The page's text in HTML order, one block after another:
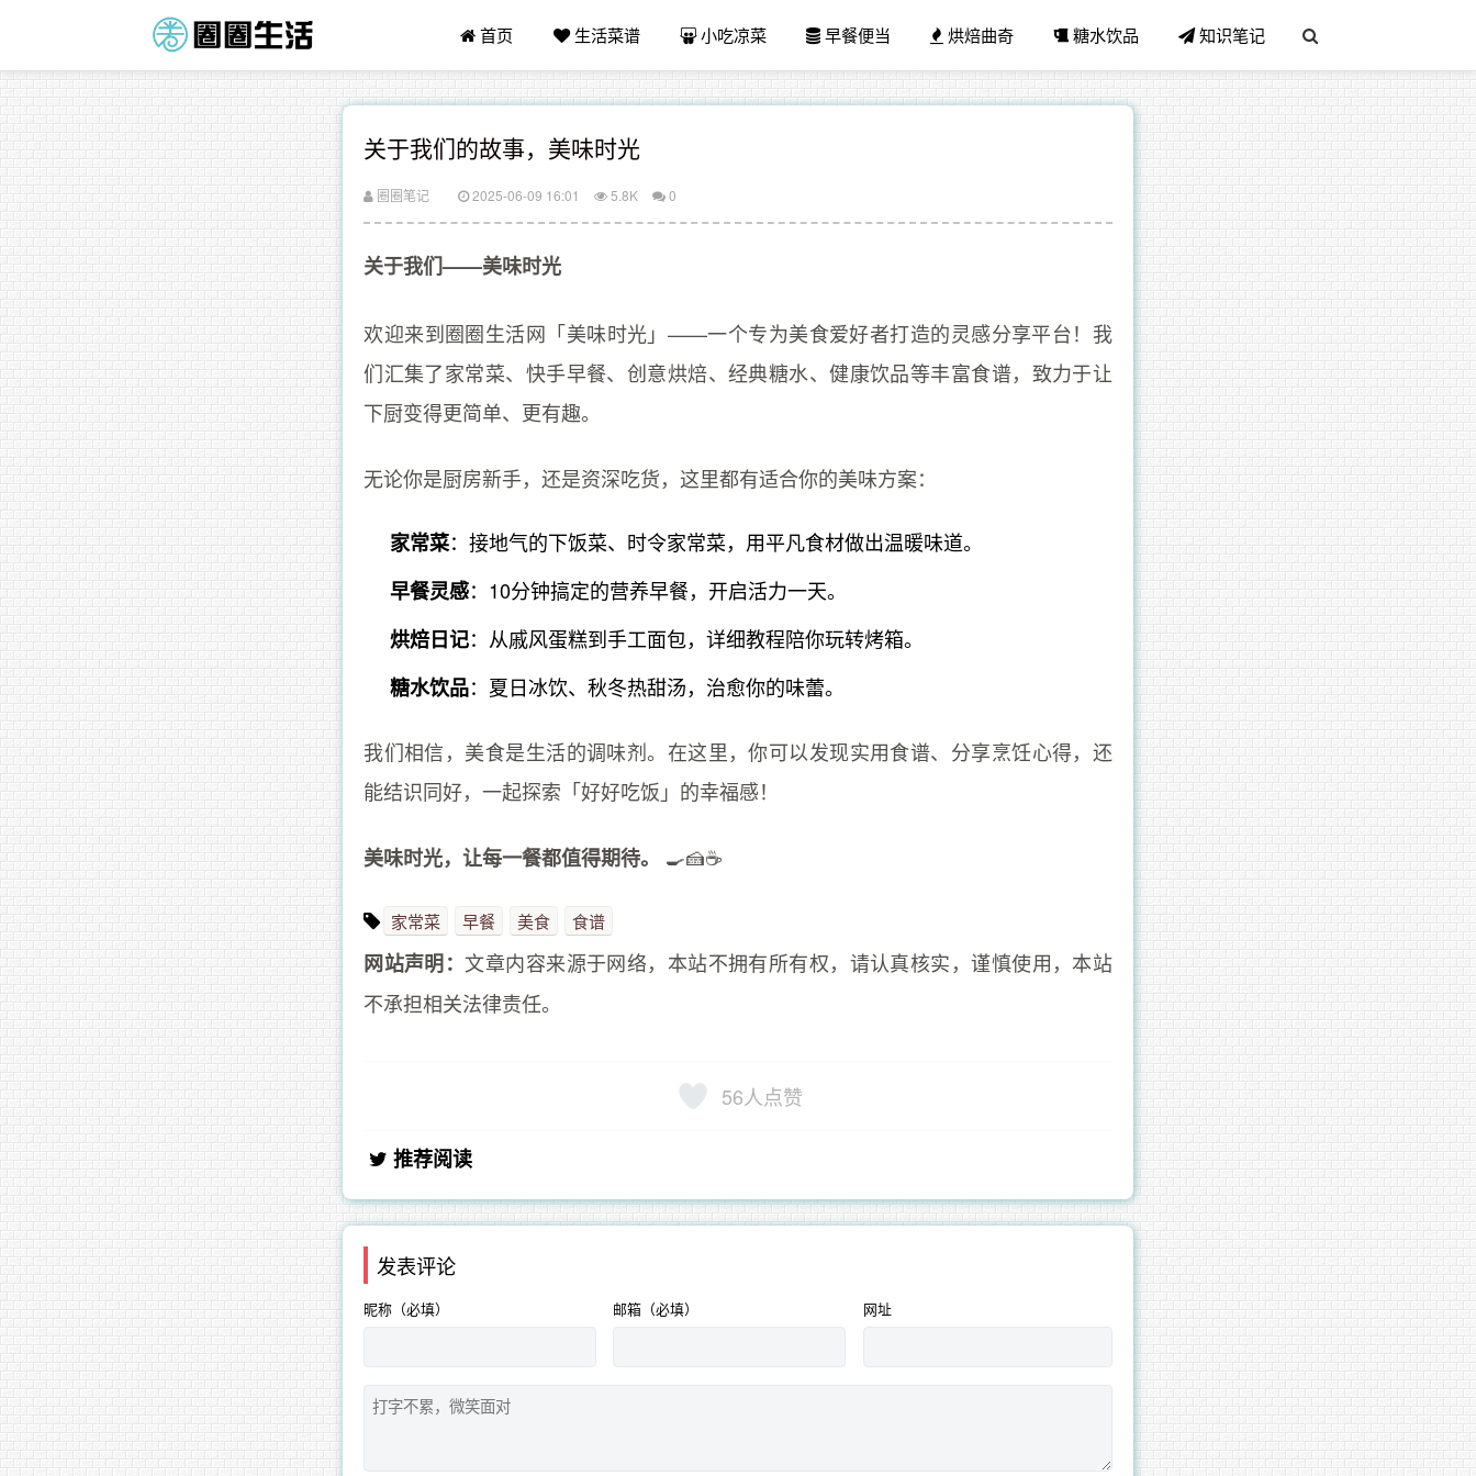
首页 生活菜谱 小吃凉菜 早餐便当 烘焙曲奇 糖水饮品 知识笔记
关于我们的故事，美味时光
圈圈笔记 2025-06-09 16:01 5.8K 0
关于我们——美味时光
欢迎来到圈圈生活网「美味时光」——一个专为美食爱好者打造的灵感分享平台！我
们汇集了家常菜、快手早餐、创意烘焙、经典糖水、健康饮品等丰富食谱，致力于让
下厨变得更简单、更有趣。
无论你是厨房新手，还是资深吃货，这里都有适合你的美味方案：
家常菜：接地气的下饭菜、时令家常菜，用平凡食材做出温暖味道。
早餐灵感：10分钟搞定的营养早餐，开启活力一天。
烘焙日记：从戚风蛋糕到手工面包，详细教程陪你玩转烤箱。
糖水饮品：夏日冰饮、秋冬热甜汤，治愈你的味蕾。
我们相信，美食是生活的调味剂。在这里，你可以发现实用食谱、分享烹饪心得，还
能结识同好，一起探索「好好吃饭」的幸福感！
美味时光，让每一餐都值得期待。 🍳🍰☕
家常菜 早餐 美食 食谱
网站声明： 文章内容来源于网络，本站不拥有所有权，请认真核实，谨慎使用，本站
不承担相关法律责任。
56人点赞
推荐阅读
发表评论
昵称（必填） 邮箱（必填） 网址